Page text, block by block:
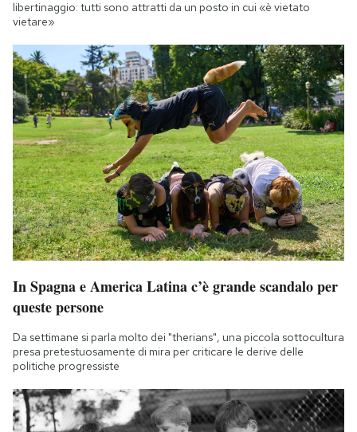
libertinaggio: tutti sono attratti da un posto in cui «è vietato
vietare»
In Spagna e America Latina c’è grande scandalo per
queste persone
Da settimane si parla molto dei "therians", una piccola sottocultura
presa pretestuosamente di mira per criticare le derive delle
politiche progressiste